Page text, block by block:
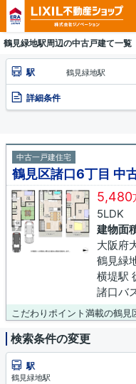
鶴見緑地駅周辺の中古戸建て一覧
駅 鶴見緑地駅
詳細条件
中古一戸建住宅
鶴見区諸口6丁目 中
5,480
5LDK
建物面
大阪府
鶴見緑
横堤駅
諸口バ
検索条件の変更
駅
鶴見緑地駅